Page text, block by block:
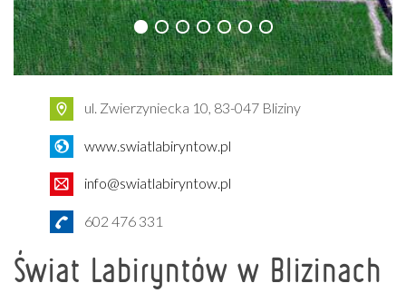
ul. Zwierzyniecka 10, 83-047 Bliziny
www.swiatlabiryntow.pl
info@swiatlabiryntow.pl
602 476 331
Świat Labiryntów w Blizinach